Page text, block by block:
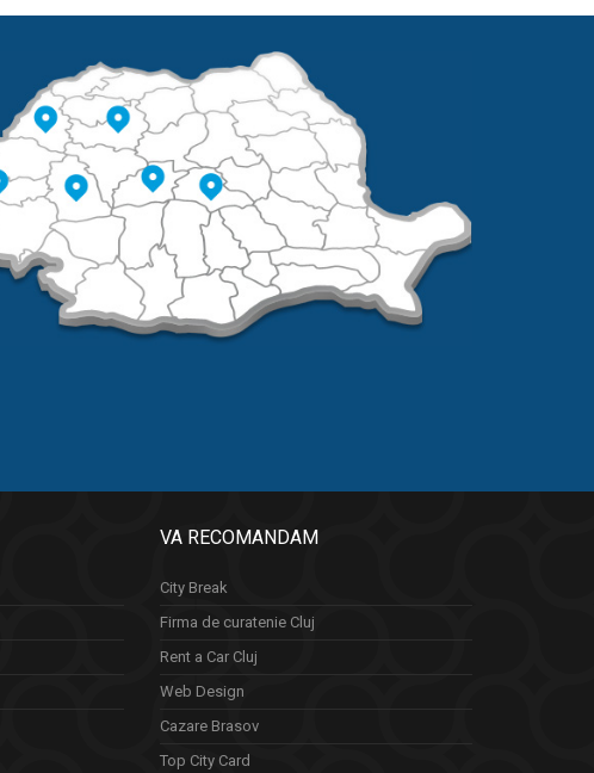
VA RECOMANDAM
City Break
Firma de curatenie Cluj
Rent a Car Cluj
Web Design
Cazare Brasov
Top City Card